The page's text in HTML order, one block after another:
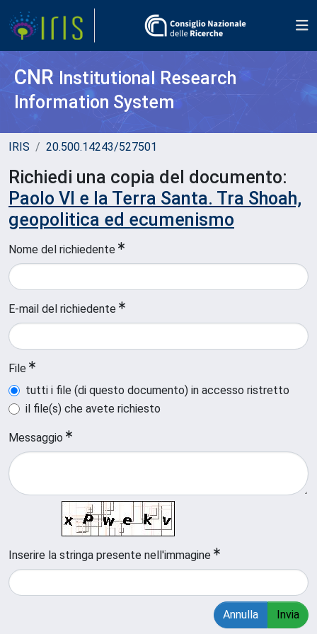
CNR Institutional Research
Information System
IRIS 20.500.14243/527501
Richiedi una copia del documento:
Paolo VI e la Terra Santa. Tra Shoah,
geopolitica ed ecumenismo
Nome del richiedente
E-mail del richiedente
File
tutti i file (di questo documento) in accesso ristretto
il file(s) che avete richiesto
Messaggio
Inserire la stringa presente nell'immagine
Annulla Invia